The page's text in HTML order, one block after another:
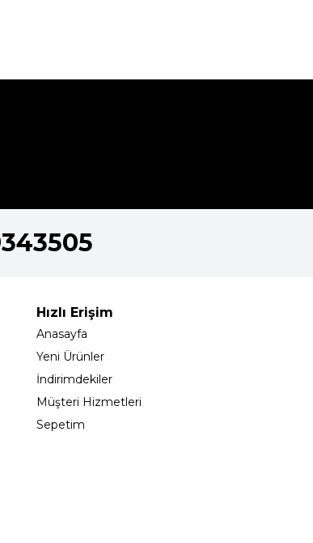
Hızlı Erişim
Anasayfa
Yeni Ürünler
İndirimdekiler
Müşteri Hizmetleri
Sepetim